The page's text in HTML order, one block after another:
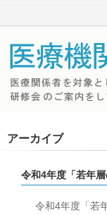
アーカイブ
令和4年度「若年
令和4年度「若